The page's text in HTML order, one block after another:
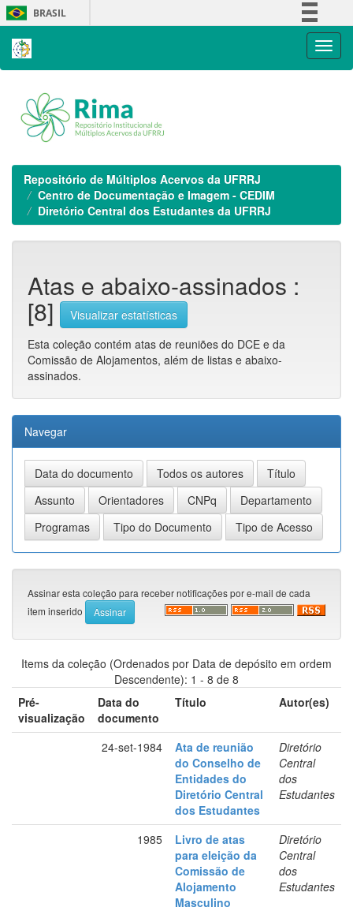
Skip
navigation
BRASIL
Repositório de Múltiplos Acervos da UFRRJ
Centro de Documentação e Imagem - CEDIM
Diretório Central dos Estudantes da UFRRJ
Atas e abaixo-assinados :
[8]
Visualizar estatísticas
Esta coleção contém atas de reuniões do DCE e da
Comissão de Alojamentos, além de listas e abaixo-
assinados.
Navegar
Assinar esta coleção para receber notificações por e-mail de cada
item inserido
Items da coleção (Ordenados por Data de depósito em ordem
Descendente): 1 - 8 de 8
Pré-
visualização
Data do
documento
Título Autor(es)
24-set-1984
Ata de reunião
do Conselho de
Entidades do
Diretório Central
dos Estudantes
Diretório
Central
dos
Estudantes
1985
Livro de atas
para eleição da
Comissão de
Alojamento
Masculino
Diretório
Central
dos
Estudantes